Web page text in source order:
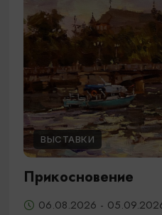
ВЫСТАВКИ
Прикосновение
06.08.2026 -